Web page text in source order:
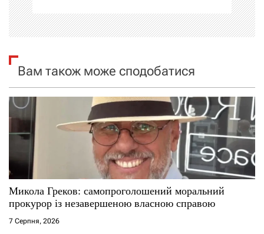
ц
і
я
з
а
и
с
і
Вам також може сподобатися
Микола Греков: самопроголошений моральний
прокурор із незавершеною власною справою
7 Серпня, 2026